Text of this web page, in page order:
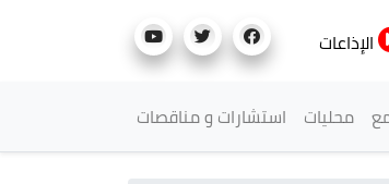
الإذاعات
محليات استشارات و مناقصات